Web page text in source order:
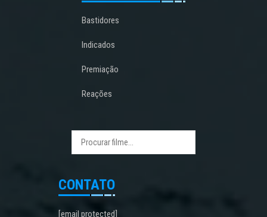
Bastidores
Indicados
Premiação
Reações
CONTATO
[email protected]